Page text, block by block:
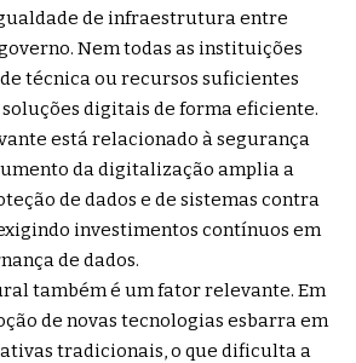
de infraestrutura entre
Nem todas as instituições
técnica ou recursos suficientes
digitais de forma eficiente.
está relacionado à segurança
da digitalização amplia a
de dados e de sistemas contra
investimentos contínuos em
de dados.
também é um fator relevante. Em
de novas tecnologias esbarra em
tradicionais, o que dificulta a